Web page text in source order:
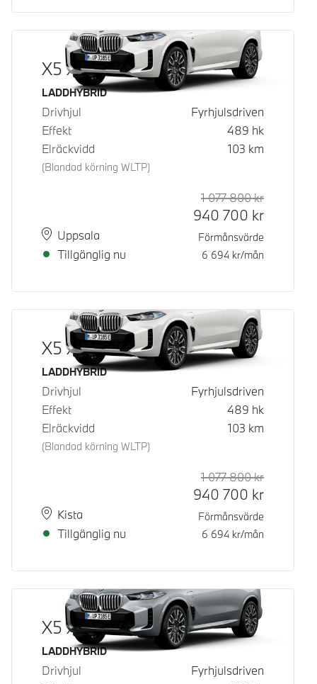
X5 xDrive50e
Bränsle
LADDHYBRID
Drivhjul
Fyrhjulsdriven
Effekt
489 hk
Elräckvidd
(Blandad körning WLTP)
103 km
PlatsUppsala
Leveranstid
Tillgänglig nu
Rek. ord
1 077 800kr
940 700 kr
Förmånsvärde
6 694 kr/mån
X5 xDrive50e
Bränsle
LADDHYBRID
Drivhjul
Fyrhjulsdriven
Effekt
489 hk
Elräckvidd
(Blandad körning WLTP)
103 km
PlatsKista
Leveranstid
Tillgänglig nu
Rek. ord
1 077 800kr
940 700 kr
Förmånsvärde
6 694 kr/mån
X5 xDrive50e
Bränsle
LADDHYBRID
Drivhjul
Fyrhjulsdriven